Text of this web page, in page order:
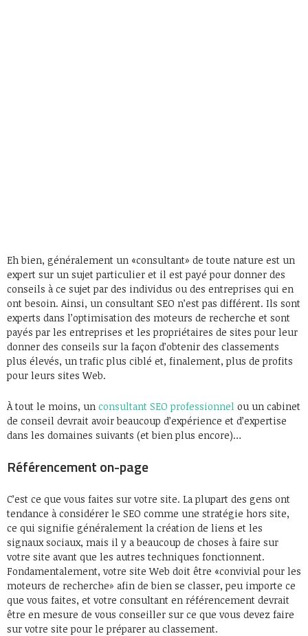
Eh bien, généralement un «consultant» de toute nature est un
expert sur un sujet particulier et il est payé pour donner des
conseils à ce sujet par des individus ou des entreprises qui en
ont besoin. Ainsi, un consultant SEO n’est pas différent. Ils sont
experts dans l’optimisation des moteurs de recherche et sont
payés par les entreprises et les propriétaires de sites pour leur
donner des conseils sur la façon d’obtenir des classements
plus élevés, un trafic plus ciblé et, finalement, plus de profits
pour leurs sites Web.
À tout le moins, un consultant SEO professionnel ou un cabinet
de conseil devrait avoir beaucoup d’expérience et d’expertise
dans les domaines suivants (et bien plus encore)…
Référencement on-page
C’est ce que vous faites sur votre site. La plupart des gens ont
tendance à considérer le SEO comme une stratégie hors site,
ce qui signifie généralement la création de liens et les
signaux sociaux, mais il y a beaucoup de choses à faire sur
votre site avant que les autres techniques fonctionnent.
Fondamentalement, votre site Web doit être «convivial pour les
moteurs de recherche» afin de bien se classer, peu importe ce
que vous faites, et votre consultant en référencement devrait
être en mesure de vous conseiller sur ce que vous devez faire
sur votre site pour le préparer au classement.